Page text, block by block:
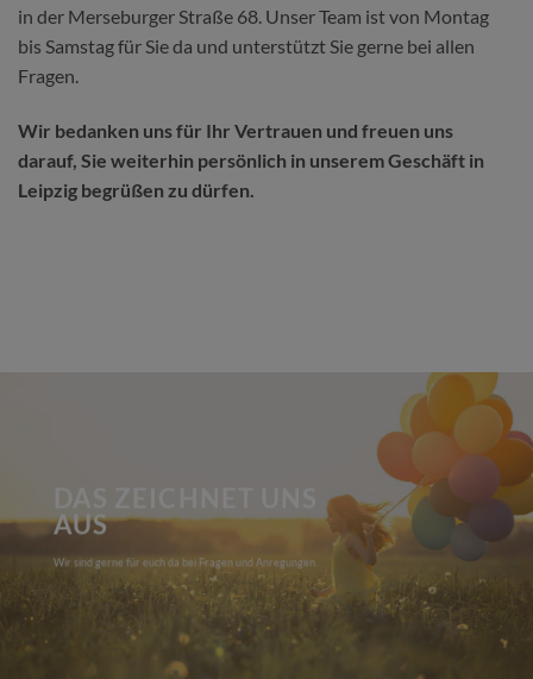
in der Merseburger Straße 68. Unser Team ist von Montag
bis Samstag für Sie da und unterstützt Sie gerne bei allen
Fragen.
Wir bedanken uns für Ihr Vertrauen und freuen uns
darauf, Sie weiterhin persönlich in unserem Geschäft in
Leipzig begrüßen zu dürfen.
AUS
Wir sind gerne für euch da bei Fragen und Anregungen.